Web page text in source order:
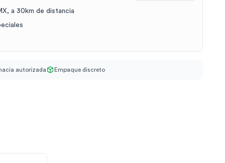
a 30km de distancia
autorizada Empaque discreto